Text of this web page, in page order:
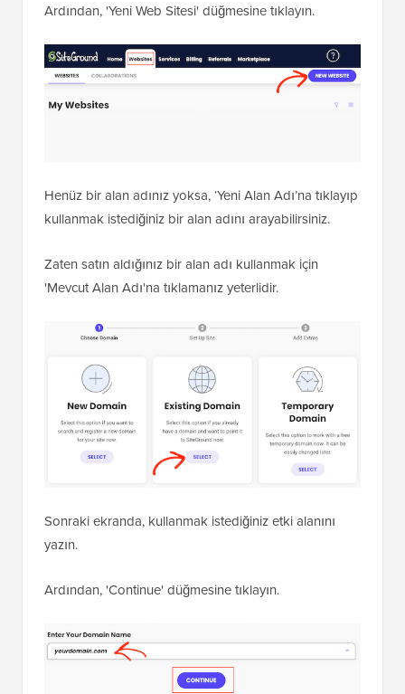
Ardından, 'Yeni Web Sitesi' düğmesine tıklayın.
Henüz bir alan adınız yoksa, ‘Yeni Alan Adı’na tıklayıp
kullanmak istediğiniz bir alan adını arayabilirsiniz.
Zaten satın aldığınız bir alan adı kullanmak için
'Mevcut Alan Adı'na tıklamanız yeterlidir.
Sonraki ekranda, kullanmak istediğiniz etki alanını
yazın.
Ardından, 'Continue' düğmesine tıklayın.